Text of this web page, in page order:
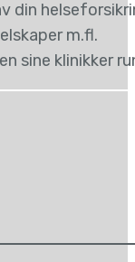
din
m.fl.
sine klinikker